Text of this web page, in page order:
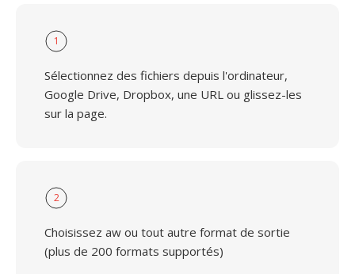
1
Sélectionnez des fichiers depuis l'ordinateur,
Google Drive, Dropbox, une URL ou glissez-les
sur la page.
2
Choisissez aw ou tout autre format de sortie
(plus de 200 formats supportés)